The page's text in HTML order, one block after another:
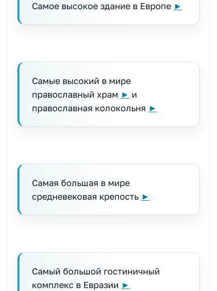
Самое высокое здание в Европе ►
Самые высокий в мире
православный храм ► и
православная колокольня ►
Самая большая в мире
средневековая крепость ►
Самый большой гостиничный
комплекс в Евразии ►